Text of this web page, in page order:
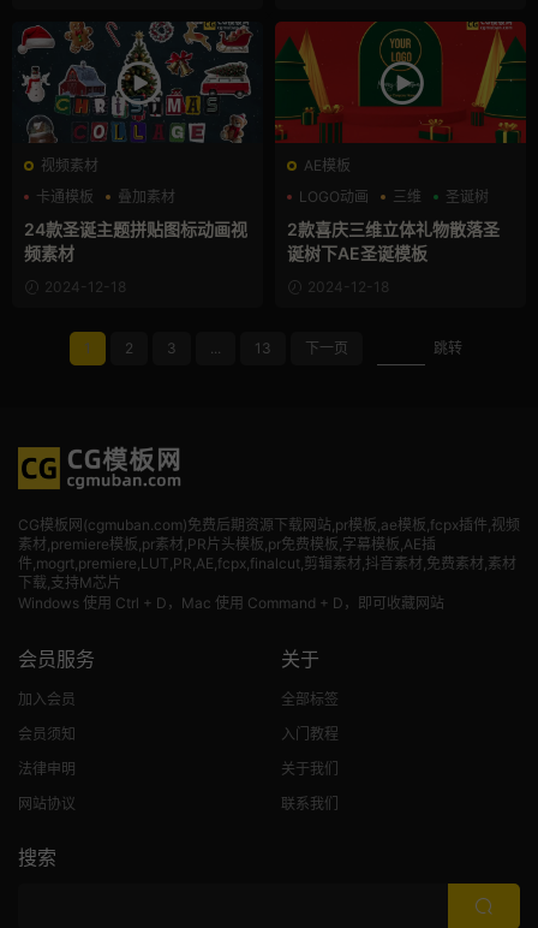
视频素材
卡通模板
叠加素材
图形动画
24款圣诞主题拼贴图标动画视
频素材
2024-12-18
AE模板
LOGO动画
三维 圣诞树
2款喜庆三维立体礼物散落圣
诞树下AE圣诞模板
2024-12-18
1 2 3 ... 13 下一页 跳转
CG模板网(cgmuban.com)免费后期资源下载网站,pr模板,ae模板,fcpx插件,视频
素材,premiere模板,pr素材,PR片头模板,pr免费模板,字幕模板,AE插
件,mogrt,premiere,LUT,PR,AE,fcpx,finalcut,剪辑素材,抖音素材,免费素材,素材
下载,支持M芯片
Windows 使用 Ctrl + D，Mac 使用 Command + D，即可收藏网站
会员服务
加入会员
会员须知
法律申明
网站协议
关于
全部标签
入门教程
关于我们
联系我们
搜索